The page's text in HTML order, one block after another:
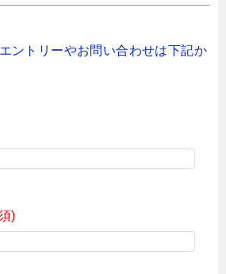
ントリーやお問い合わせは下記か
)